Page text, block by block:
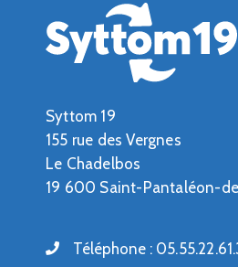
Syttom 19
155 rue des Vergnes
Le Chadelbos
19 600 Saint-Pantaléon-
Téléphone :